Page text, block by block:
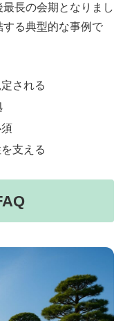
長の会期となりまし
る典型的な事例で
される
支える